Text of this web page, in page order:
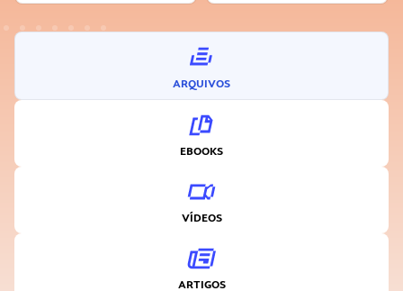
ARQUIVOS
EBOOKS
VÍDEOS
ARTIGOS